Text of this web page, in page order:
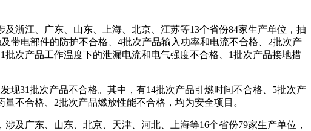
浙江、广东、山东、上海、北京、江苏等13个省份84家生产单位，抽
带电部件的防护不合格、4批次产品输入功率和电流不合格、2批次产
次产品工作温度下的泄漏电流和电气强度不合格、1批次产品接地措
31批次产品不合格。其中，有14批次产品引燃时间不合格、5批次产
不合格、2批次产品燃放性能不合格，均为安全项目。
广东、山东、北京、天津、河北、上海等16个省份79家生产单位，